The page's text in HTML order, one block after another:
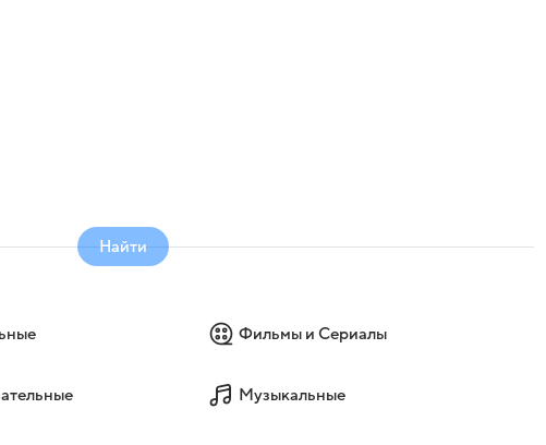
Найти
Фильмы и Сериалы
Музыкальные